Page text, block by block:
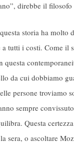
direbbe il
storia ha
tutti i costi. Come
questa
da cui dobbiamo
persone troviamo
sempre
Questa
sera, o ascoltare